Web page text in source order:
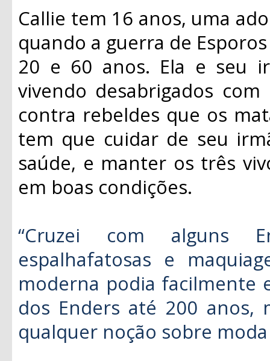
Callie tem 16 anos, uma
quando a guerra de
20 e 60 anos. Ela e seu
vivendo desabrigados
contra rebeldes que os
tem que cuidar de seu
saúde, e manter os três
em boas condições.
“Cruzei com alguns
espalhafatosas e
moderna podia facilmente
dos Enders até 200 anos,
qualquer noção sobre